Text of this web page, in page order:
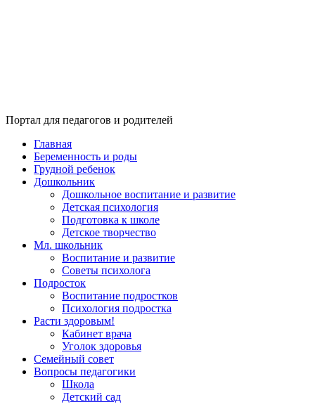
Портал для педагогов и родителей
Главная
Беременность и роды
Грудной ребенок
Дошкольник
Дошкольное воспитание и развитие
Детская психология
Подготовка к школе
Детское творчество
Мл. школьник
Воспитание и развитие
Советы психолога
Подросток
Воспитание подростков
Психология подростка
Расти здоровым!
Кабинет врача
Уголок здоровья
Семейный совет
Вопросы педагогики
Школа
Детский сад